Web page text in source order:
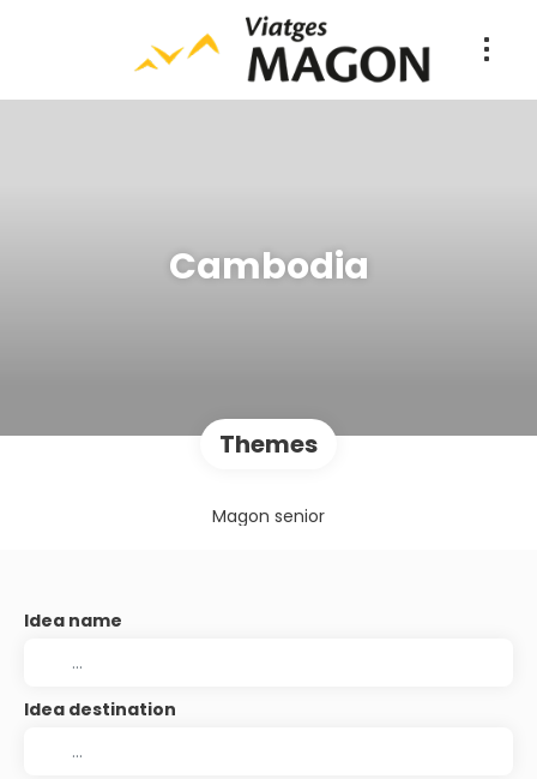
Cambodia
Themes
Magon senior
Idea name
Idea destination